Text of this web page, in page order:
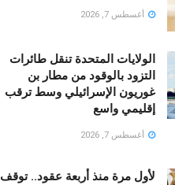
أغسطس 7, 2026
الولايات المتحدة تنقل طائرات
التزود بالوقود من مطار بن
غوريون الإسرائيلي وسط ترقب
إقليمي واسع
أغسطس 7, 2026
لأول مرة منذ أربعة عقود.. توقف